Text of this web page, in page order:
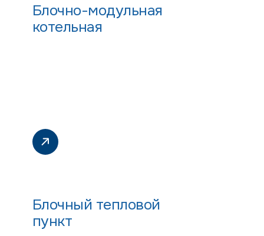
Блочно-модульная
котельная
Блочный тепловой
пункт